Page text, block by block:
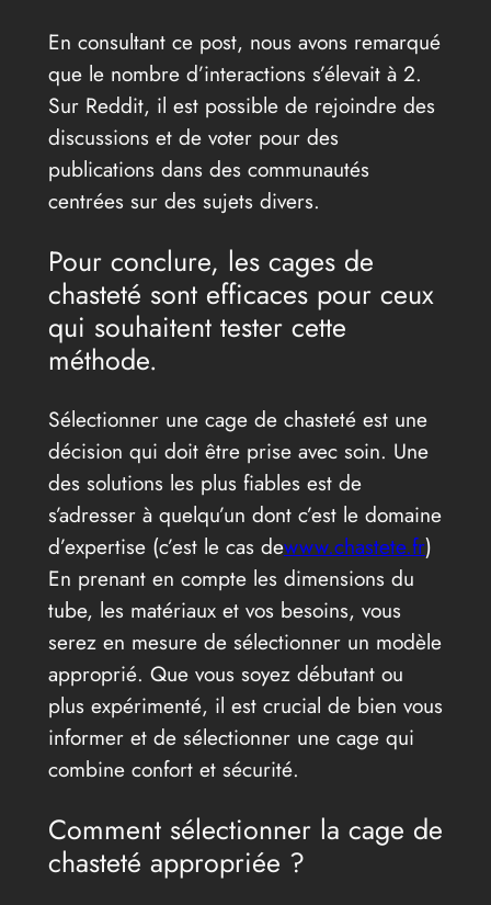
En consultant ce post, nous avons remarqué
que le nombre d’interactions s’élevait à 2.
Sur Reddit, il est possible de rejoindre des
discussions et de voter pour des
publications dans des communautés
centrées sur des sujets divers.
Pour conclure, les cages de
chasteté sont efficaces pour ceux
qui souhaitent tester cette
méthode.
Sélectionner une cage de chasteté est une
décision qui doit être prise avec soin. Une
des solutions les plus fiables est de
s’adresser à quelqu’un dont c’est le domaine
d’expertise (c’est le cas dewww.chastete.fr)
En prenant en compte les dimensions du
tube, les matériaux et vos besoins, vous
serez en mesure de sélectionner un modèle
approprié. Que vous soyez débutant ou
plus expérimenté, il est crucial de bien vous
informer et de sélectionner une cage qui
combine confort et sécurité.
Comment sélectionner la cage de
chasteté appropriée ?